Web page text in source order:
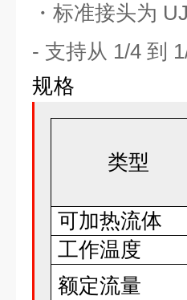
・标准接头为
- 支持从 1/4 到
规格
类型
可加热流体
工作温度
额定流量